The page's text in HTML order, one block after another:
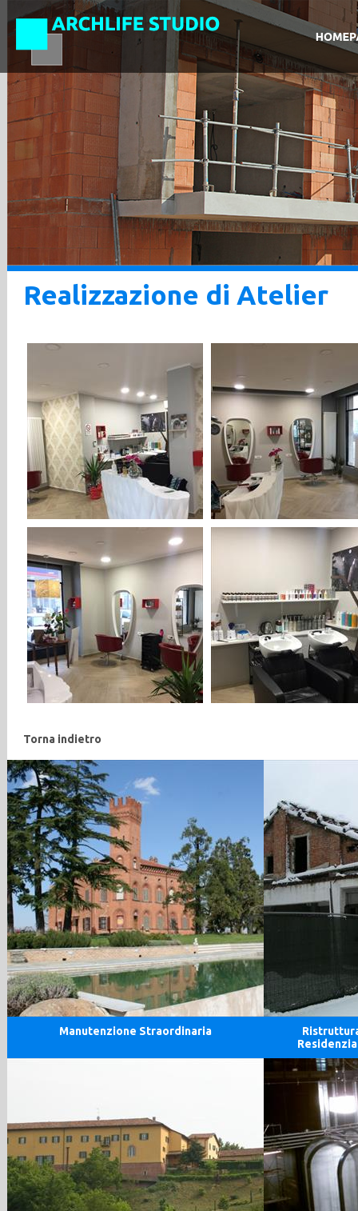
Realizzazione di Atelier
Torna indietro
Manutenzione Straordinaria